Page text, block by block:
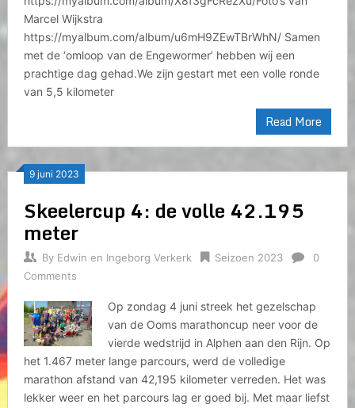
Marcel Wijkstra
https://myalbum.com/album/u6mH9ZEwTBrWhN/ Samen
met de ‘omloop van de Engewormer’ hebben wij een
prachtige dag gehad.We zijn gestart met een volle ronde
van 5,5 kilometer
Read More
9 juni 2023
Skeelercup 4: de volle 42.195
meter
By Edwin en Ingeborg Verkerk Seizoen 2023
0
Comments
Op zondag 4 juni streek het gezelschap
van de Ooms marathoncup neer voor de
vierde wedstrijd in Alphen aan den Rijn. Op
het 1.467 meter lange parcours, werd de volledige
marathon afstand van 42,195 kilometer verreden. Het was
lekker weer en het parcours lag er goed bij. Met maar liefst